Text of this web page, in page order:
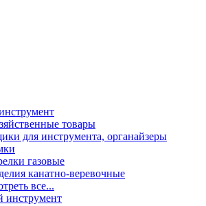
товары
для инструмента, органайзеры
газовые
канатно-веревочные
все...
инструмент